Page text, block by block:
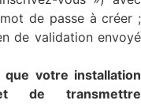
de passe à créer ;
de validation envoyé
votre installation
de transmettre